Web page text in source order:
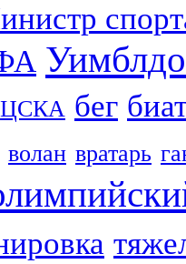
ЦСКА бег
волан вратарь